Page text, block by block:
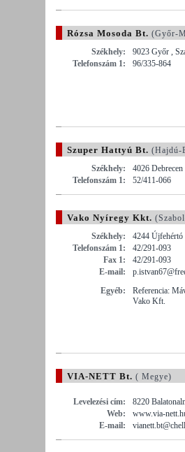
Rózsa Mosoda Bt. (Győr-
Székhely:
9023 Győr ,
Telefonszám 1:
96/335-864
Szuper Hattyú Bt. (Hajdú-
Székhely:
4026
Telefonszám 1:
52/411-066
Vako Nyíregy Kkt.
Székhely:
4244 Újfehértó
Telefonszám 1:
42/291-093
Fax 1:
42/291-093
E-mail:
Egyéb:
Referencia:
Vako Kft.
VIA-NETT Bt. ( Megye)
Levelezési cím:
8220
Web:
www.via-
E-mail: